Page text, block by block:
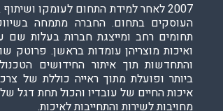
2007 לאחר למידת התחום לעומקו
העוסקים בתחום. החברה מתמחה בשיווק
תחומים רחב ומייצגת חברות בעלות שם
ואיכות מוצריהן עומדות בראשן. פרוטק
והתחדשות תוך איתור החידושים
ביותר ופועלת מתוך ראייה כוללת של
איכות החיים של עובדיו והכול תחת דגל
מחויבות לשירות והתחייבות לאיכות.